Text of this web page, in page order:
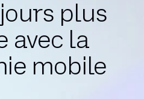
plus
avec la
mobile